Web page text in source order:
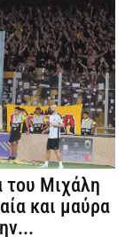
του Μιχάλη
και μαύρα